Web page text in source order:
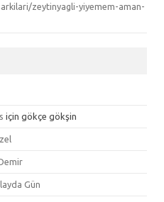
zeytinyagli-yiyemem-aman-
için gökçe gökşin
Gün